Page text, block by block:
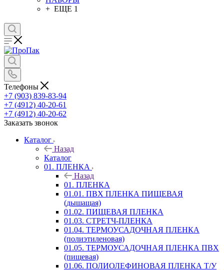
+ ЕЩЕ 1
Телефоны
+7 (903) 839-83-94
+7 (4912) 40-20-61
+7 (4912) 40-20-62
Заказать звонок
Каталог
Назад
Каталог
01. ПЛЕНКА
Назад
01. ПЛЕНКА
01.01. ПВХ ПЛЕНКА ПИЩЕВАЯ
(дышащая)
01.02. ПИЩЕВАЯ ПЛЕНКА
01.03. СТРЕТЧ-ПЛЕНКА
01.04. ТЕРМОУСАДОЧНАЯ ПЛЕНКА
(полиэтиленовая)
01.05. ТЕРМОУСАДОЧНАЯ ПЛЕНКА ПВХ
(пищевая)
01.06. ПОЛИОЛЕФИНОВАЯ ПЛЕНКА Т/У